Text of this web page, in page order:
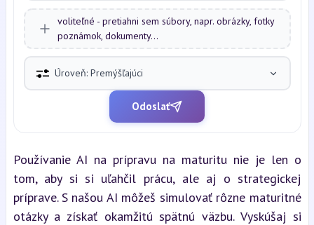
voliteľné - pretiahni sem súbory, napr. obrázky, fotky
poznámok, dokumenty...
Úroveň: Premýšľajúci
Odoslať
Používanie AI na prípravu na maturitu nie je len o
tom, aby si si uľahčil prácu, ale aj o strategickej
príprave. S našou AI môžeš simulovať rôzne maturitné
otázky a získať okamžitú spätnú väzbu. Vyskúšaj si